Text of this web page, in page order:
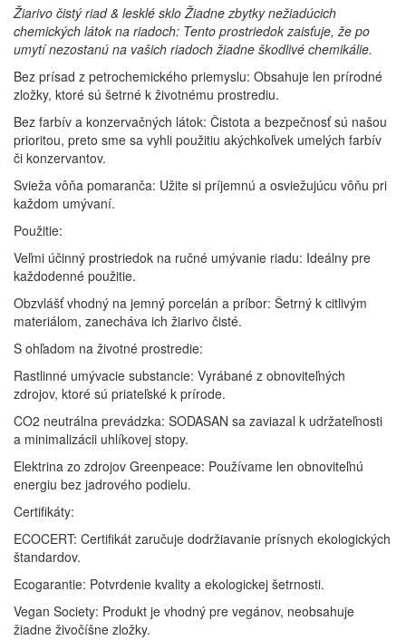
Žiarivo čistý riad & lesklé sklo Žiadne zbytky nežiadúcich
chemických látok na riadoch: Tento prostriedok zaisťuje, že po
umytí nezostanú na vašich riadoch žiadne škodlivé chemikálie.
Bez prísad z petrochemického priemyslu: Obsahuje len prírodné
zložky, ktoré sú šetrné k životnému prostrediu.
Bez farbív a konzervačných látok: Čistota a bezpečnosť sú našou
prioritou, preto sme sa vyhli použitiu akýchkoľvek umelých farbív
či konzervantov.
Svieža vôňa pomaranča: Užite si príjemnú a osviežujúcu vôňu pri
každom umývaní.
Použitie:
Veľmi účinný prostriedok na ručné umývanie riadu: Ideálny pre
každodenné použitie.
Obzvlášť vhodný na jemný porcelán a príbor: Šetrný k citlivým
materiálom, zanecháva ich žiarivo čisté.
S ohľadom na životné prostredie:
Rastlinné umývacie substancie: Vyrábané z obnoviteľných
zdrojov, ktoré sú priateľské k prírode.
CO2 neutrálna prevádzka: SODASAN sa zaviazal k udržateľnosti
a minimalizácii uhlíkovej stopy.
Elektrina zo zdrojov Greenpeace: Používame len obnoviteľnú
energiu bez jadrového podielu.
Certifikáty:
ECOCERT: Certifikát zaručuje dodržiavanie prísnych ekologických
štandardov.
Ecogarantie: Potvrdenie kvality a ekologickej šetrnosti.
Vegan Society: Produkt je vhodný pre vegánov, neobsahuje
žiadne živočíšne zložky.